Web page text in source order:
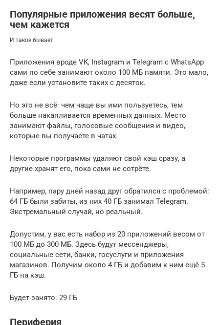
Популярные приложения весят больше,
чем кажется
И такое бывает
Приложения вроде VK, Instagram и Telegram с WhatsApp
сами по себе занимают около 100 МБ памяти. Это мало,
даже если установите таких с десяток.
Но это не всё: чем чаще вы ими пользуетесь, тем
больше накапливается временных данных. Место
занимают файлы, голосовые сообщения и видео,
которые вы получаете в чатах.
Некоторые программы удаляют свой кэш сразу, а
другие хранят его, пока сами не сотрёте.
Например, пару дней назад друг обратился с проблемой:
64 ГБ были забиты, из них 40 ГБ занимал Telegram.
Экстремальный случай, но реальный.
Допустим, у вас есть набор из 20 приложений весом от
100 МБ до 300 МБ. Здесь будут мессенджеры,
социальные сети, банки, госуслуги и приложения
магазинов. Получим около 4 ГБ и добавим к ним ещё 5
ГБ на кэш.
Будет занято: 29 ГБ
Периферия